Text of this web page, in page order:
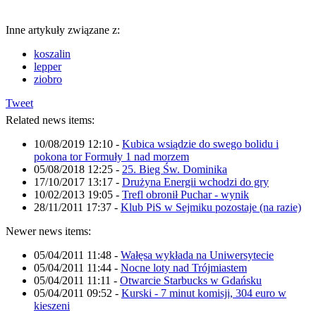
Inne artykuły związane z:
koszalin
lepper
ziobro
Tweet
Related news items:
10/08/2019 12:10 - Kubica wsiądzie do swego bolidu i
pokona tor Formuły 1 nad morzem
05/08/2018 12:25 - 25. Bieg Św. Dominika
17/10/2017 13:17 - Drużyna Energii wchodzi do gry
10/02/2013 19:05 - Trefl obronił Puchar - wynik
28/11/2011 17:37 - Klub PiS w Sejmiku pozostaje (na razie)
Newer news items:
05/04/2011 11:48 - Wałęsa wykłada na Uniwersytecie
05/04/2011 11:44 - Nocne loty nad Trójmiastem
05/04/2011 11:11 - Otwarcie Starbucks w Gdańsku
05/04/2011 09:52 - Kurski - 7 minut komisji, 304 euro w
kieszeni